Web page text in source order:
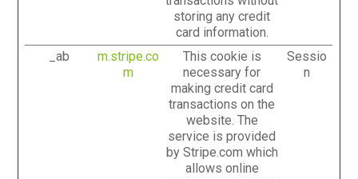
storing any credit
card information.
_ab
m.stripe.co
m
This cookie is
necessary for
making credit card
transactions on the
website. The
service is provided
by Stripe.com which
allows online
Sessio
n